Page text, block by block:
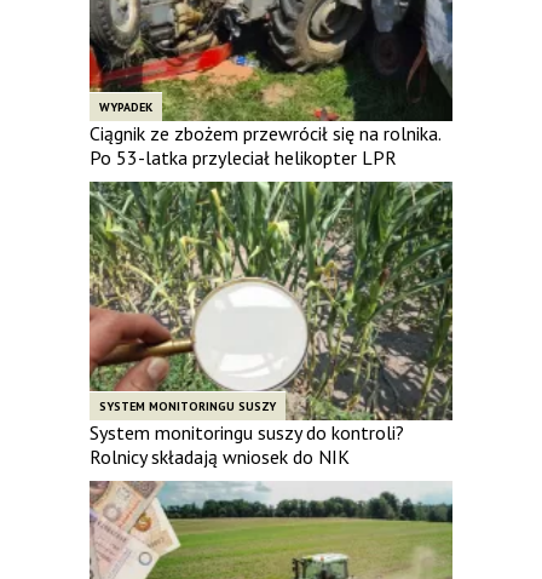
WYPADEK
Ciągnik ze zbożem przewrócił się na rolnika.
Po 53-latka przyleciał helikopter LPR
SYSTEM MONITORINGU SUSZY
System monitoringu suszy do kontroli?
Rolnicy składają wniosek do NIK